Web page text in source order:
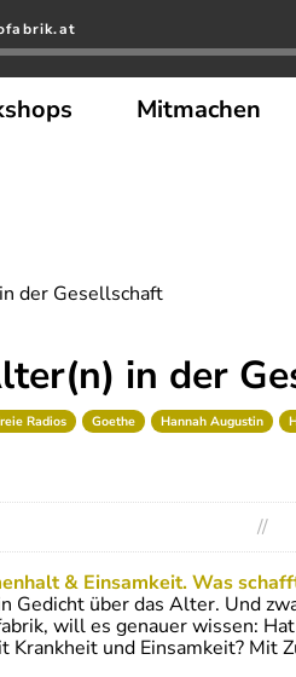
Mitmachen
der Gesellschaft
in der
Radios Goethe Hannah Augustin
//
& Einsamkeit. Was
Gedicht über das Alter. Und
will es genauer wissen:
und Einsamkeit? Mit